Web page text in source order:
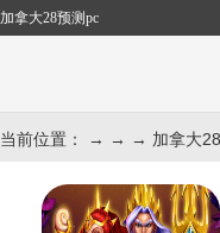
加拿大28预测pc
当前位置： → → → 加拿大28